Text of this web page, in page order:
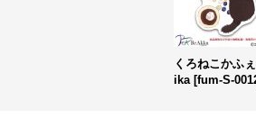
くろねこかふ
ika [fum-S-